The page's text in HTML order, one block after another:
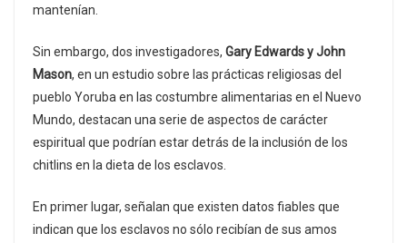
mantenían.
Sin embargo, dos investigadores, Gary Edwards y John
Mason, en un estudio sobre las prácticas religiosas del
pueblo Yoruba en las costumbre alimentarias en el Nuevo
Mundo, destacan una serie de aspectos de carácter
espiritual que podrían estar detrás de la inclusión de los
chitlins en la dieta de los esclavos.
En primer lugar, señalan que existen datos fiables que
indican que los esclavos no sólo recibían de sus amos